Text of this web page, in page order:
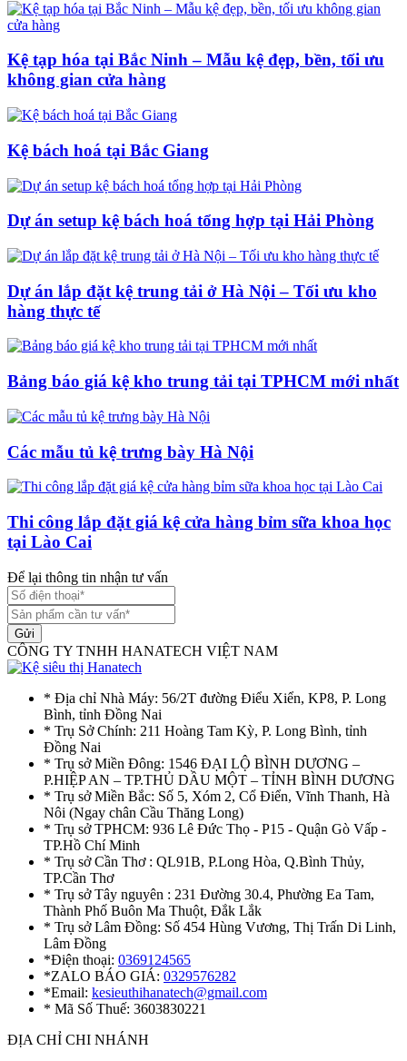
Kệ tạp hóa tại Bắc Ninh – Mẫu kệ đẹp, bền, tối ưu
không gian cửa hàng
Kệ bách hoá tại Bắc Giang
Dự án setup kệ bách hoá tổng hợp tại Hải Phòng
Dự án lắp đặt kệ trung tải ở Hà Nội – Tối ưu kho
hàng thực tế
Bảng báo giá kệ kho trung tải tại TPHCM mới nhất
Các mẫu tủ kệ trưng bày Hà Nội
Thi công lắp đặt giá kệ cửa hàng bỉm sữa khoa học
tại Lào Cai
Để lại thông tin nhận tư vấn
Gửi
CÔNG TY TNHH HANATECH VIỆT NAM
* Địa chỉ Nhà Máy: 56/2T đường Điểu Xiển, KP8, P. Long
Bình, tỉnh Đồng Nai
* Trụ Sở Chính: 211 Hoàng Tam Kỳ, P. Long Bình, tỉnh
Đồng Nai
* Trụ sở Miền Đông: 1546 ĐẠI LỘ BÌNH DƯƠNG –
P.HIỆP AN – TP.THỦ DẦU MỘT – TỈNH BÌNH DƯƠNG
* Trụ sở Miền Bắc: Số 5, Xóm 2, Cổ Điển, Vĩnh Thanh, Hà
Nôi (Ngay chân Cầu Thăng Long)
* Trụ sở TPHCM: 936 Lê Đức Thọ - P15 - Quận Gò Vấp -
TP.Hồ Chí Minh
* Trụ sở Cần Thơ : QL91B, P.Long Hòa, Q.Bình Thủy,
TP.Cần Thơ
* Trụ sở Tây nguyên : 231 Đường 30.4, Phường Ea Tam,
Thành Phố Buôn Ma Thuột, Đắk Lắk
* Trụ sở Lâm Đồng: Số 454 Hùng Vương, Thị Trấn Di Linh,
Lâm Đồng
*Điện thoại: 0369124565
*ZALO BÁO GIÁ: 0329576282
*Email: kesieuthihanatech@gmail.com
* Mã Số Thuế: 3603830221
ĐỊA CHỈ CHI NHÁNH